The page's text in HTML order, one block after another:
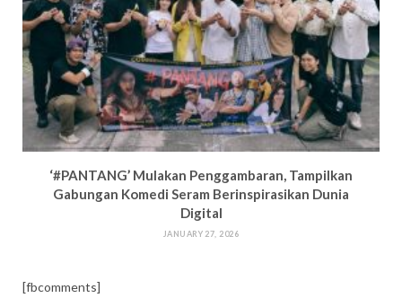
‘#PANTANG’ Mulakan Penggambaran, Tampilkan
Gabungan Komedi Seram Berinspirasikan Dunia
Digital
JANUARY 27, 2026
[fbcomments]